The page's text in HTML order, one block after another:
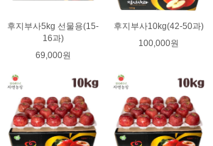
후지부사5kg 선물용(15-
16과)
69,000원
후지부사10kg(42-50과)
100,000원